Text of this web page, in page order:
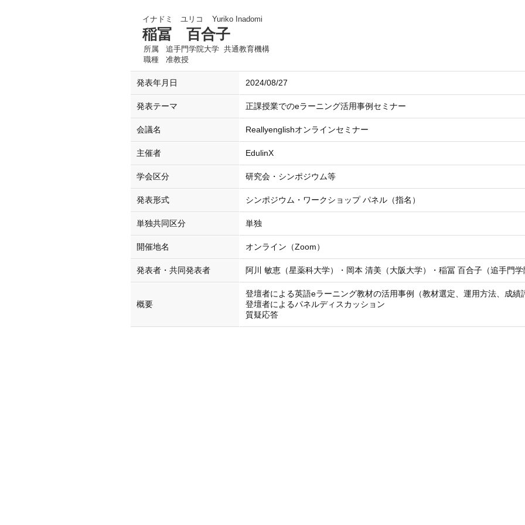
イナドミ ユリコ Yuriko Inadomi
稲冨 百合子
所属
追手門学院大学 共通教育機構
職種
准教授
発表年月日 2024/08/27
発表テーマ 正課授業でのeラーニング活用事例セミナー
会議名 Reallyenglishオンラインセミナー
主催者 EdulinX
学会区分 研究会・シンポジウム等
発表形式 シンポジウム・ワークショップ パネル（指名）
単独共同区分 単独
開催地名 オンライン（Zoom）
発表者・共同発表者 阿川 敏恵（星薬科大学）・岡本 清美（大阪大学）・稲冨 百合子（追手門学
概要
登壇者による英語eラーニング教材の活用事例（教材選定、運用方法、成績
登壇者によるパネルディスカッション
質疑応答